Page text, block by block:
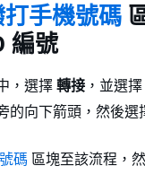
打手機號碼
編號
，選擇 轉接 ，並選擇
的向下箭頭，然後選
碼 區塊至該流程，